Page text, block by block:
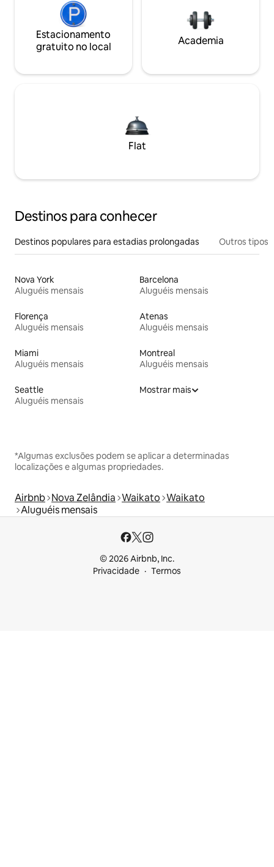
Estacionamento
gratuito no local
Academia
Flat
Destinos para conhecer
Destinos populares para estadias prolongadas Outros tipos
Nova York
Aluguéis mensais
Barcelona
Aluguéis mensais
Florença
Aluguéis mensais
Atenas
Aluguéis mensais
Miami
Aluguéis mensais
Montreal
Aluguéis mensais
Seattle
Aluguéis mensais
Mostrar mais
*Algumas exclusões podem se aplicar a determinadas
localizações e algumas propriedades.
Airbnb Nova Zelândia Waikato Waikato
Aluguéis mensais
© 2026 Airbnb, Inc.
Privacidade
Termos